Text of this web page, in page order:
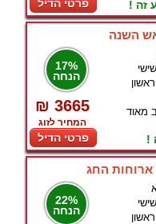
פרטי הדיל זה !
17%
הנחה
₪ 3665
המחיר לזוג
פרטי הדיל
מאוד
ארוחות החג
22%
הנחה